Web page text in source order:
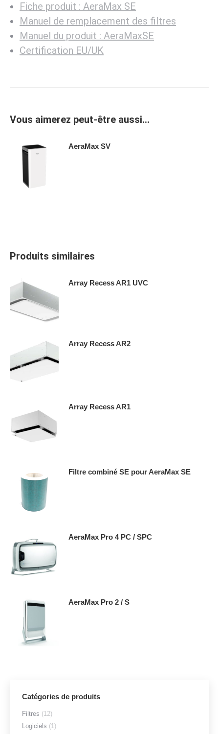
Fiche produit : AeraMax SE
Manuel de remplacement des filtres
Manuel du produit : AeraMaxSE
Certification EU/UK
Vous aimerez peut-être aussi…
AeraMax SV
Produits similaires
Array Recess AR1 UVC
Array Recess AR2
Array Recess AR1
Filtre combiné SE pour AeraMax SE
AeraMax Pro 4 PC / SPC
AeraMax Pro 2 / S
Catégories de produits
Filtres (12)
Logiciels (1)